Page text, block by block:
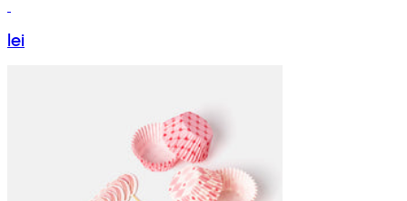
lei